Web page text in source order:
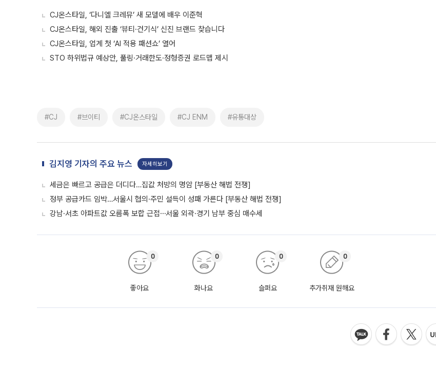
CJ온스타일, ‘다니엘 크레뮤’ 새 모델에 배우 이준혁
CJ온스타일, 해외 진출 ‘뷰티·건기식’ 신진 브랜드 찾습니다
CJ온스타일, 업계 첫 ‘AI 적용 패션쇼’ 열어
STO 하위법규 예상안, 풀링·거래한도·정형증권 로드맵 제시
#CJ #브이티 #CJ온스타일 #CJ ENM #유통대상
김지영 기자의 주요 뉴스 자세히보기
세금은 빠르고 공급은 더디다…집값 처방의 명암 [부동산 해법 전쟁]
정부 공급카드 임박…서울시 협의·주민 설득이 성패 가른다 [부동산 해법 전쟁]
강남·서초 아파트값 오름폭 보합 근접⋯서울 외곽·경기 남부 중심 매수세
좋아요
0
화나요
0
슬퍼요
0
추가취재 원해요
0